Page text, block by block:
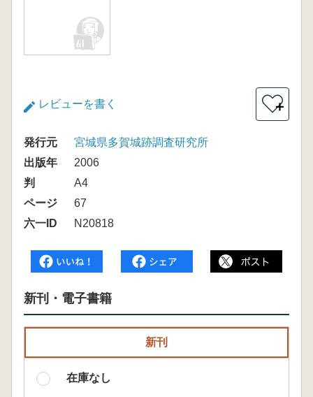
レビューを書く ＋
発行元
宮城県多賀城跡調査研究所
出版年
2006
判
A4
ページ
67
六一ID
N20818
新刊・電子書籍
新刊
在庫なし